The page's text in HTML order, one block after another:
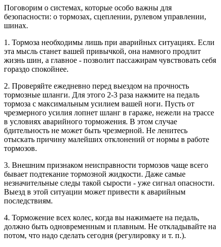
Поговорим о системах, которые особо важны для
безопасности: о тормозах, сцеплении, рулевом управлении,
шинах.
1. Тормоза необходимы лишь при аварийных ситуациях. Если
эта мысль станет вашей привычкой, она намного продлит
жизнь шин, а главное - позволит пассажирам чувствовать себя
гораздо спокойнее.
2. Проверяйте ежедневно перед выездом на прочность
тормозные шланги. Для этого 2-3 раза нажмите на педаль
тормоза с максимальным усилием вашей ноги. Пусть от
чрезмерного усилия лопнет шланг в гараже, нежели на трассе
в условиях аварийного торможения. В этом случае
бдительность не может быть чрезмерной. Не ленитесь
отыскать причину малейших отклонений от нормы в работе
тормозов.
3. Внешним признаком неисправности тормозов чаще всего
бывает подтекание тормозной жидкости. Даже самые
незначительные следы такой сырости - уже сигнал опасности.
Выезд в этой ситуации может привести к аварийным
последствиям.
4. Торможение всех колес, когда вы нажимаете на педаль,
должно быть одновременным и плавным. Не откладывайте на
потом, что надо сделать сегодня (регулировку и т. п.).